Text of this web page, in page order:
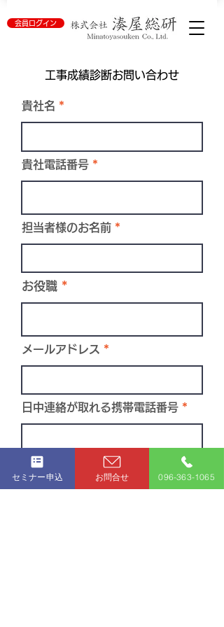
会員ログイン
工事成績診断お問い合わせ
貴社名
貴社電話番号
担当者様のお名前
お役職
メールアドレス
日中連絡が取れる携帯電話番号
メッセージ本文
セミナー申込 お問合せ 096-363-1065